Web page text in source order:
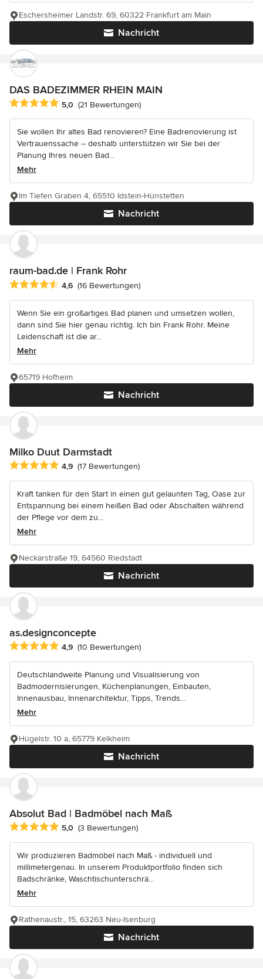
Nachricht
Eschersheimer Landstr. 69, 60322 Frankfurt am Main
DAS BADEZIMMER RHEIN MAIN
Durchschnittliche Bewertung: 5 von 5 Sternen
5,0 (21 Bewertungen)
Sie wollen Ihr altes Bad renovieren? Eine Badrenovierung ist
Vertrauenssache – deshalb unterstützen wir Sie bei der
Planung Ihres neuen Bad...
Mehr
Nachricht
Im Tiefen Graben 4, 65510 Idstein-Hünstetten
raum-bad.de | Frank Rohr
Durchschnittliche Bewertung: 4.6 von 5 Sternen
4,6 (16 Bewertungen)
Wenn Sie ein großartiges Bad planen und umsetzen wollen,
dann sind Sie hier genau richtig. Ich bin Frank Rohr. Meine
Leidenschaft ist die ar...
Mehr
Nachricht
65719 Hofheim
Milko Duut Darmstadt
Durchschnittliche Bewertung: 4.9 von 5 Sternen
4,9 (17 Bewertungen)
Kraft tanken für den Start in einen gut gelaunten Tag, Oase zur
Entspannung bei einem heißen Bad oder Abschalten während
der Pflege vor dem zu...
Mehr
Nachricht
Neckarstraße 19, 64560 Riedstadt
as.designconcepte
Durchschnittliche Bewertung: 4.9 von 5 Sternen
4,9 (10 Bewertungen)
Deutschlandweite Planung und Visualisierung von
Badmodernisierungen, Küchenplanungen, Einbauten,
Innenausbau, Innenarchitektur, Tipps, Trends...
Mehr
Nachricht
Hügelstr. 10 a, 65779 Kelkheim
Absolut Bad | Badmöbel nach Maß
Durchschnittliche Bewertung: 5 von 5 Sternen
5,0 (3 Bewertungen)
Wir produzieren Badmöbel nach Maß - individuell und
millimetergenau. In unserem Produktportfolio finden sich
Badschränke, Waschtischunterschrä...
Mehr
Nachricht
Rathenaustr., 15, 63263 Neu-Isenburg